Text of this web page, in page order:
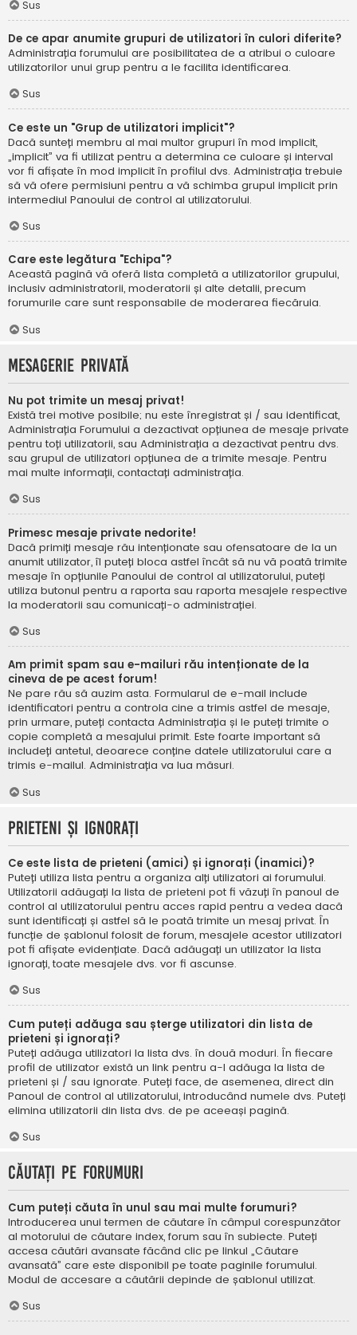
Sus
De ce apar anumite grupuri de utilizatori în culori diferite?
Administrația forumului are posibilitatea de a atribui o culoare
utilizatorilor unui grup pentru a le facilita identificarea.
Sus
Ce este un "Grup de utilizatori implicit"?
Dacă sunteți membru al mai multor grupuri în mod implicit,
„implicit” va fi utilizat pentru a determina ce culoare și interval
vor fi afișate în mod implicit în profilul dvs. Administrația trebuie
să vă ofere permisiuni pentru a vă schimba grupul implicit prin
intermediul Panoului de control al utilizatorului.
Sus
Care este legătura "Echipa"?
Această pagină vă oferă lista completă a utilizatorilor grupului,
inclusiv administratorii, moderatorii și alte detalii, precum
forumurile care sunt responsabile de moderarea fiecăruia.
Sus
Mesagerie privată
Nu pot trimite un mesaj privat!
Există trei motive posibile; nu este înregistrat și / sau identificat,
Administrația Forumului a dezactivat opțiunea de mesaje private
pentru toți utilizatorii, sau Administrația a dezactivat pentru dvs.
sau grupul de utilizatori opțiunea de a trimite mesaje. Pentru
mai multe informații, contactați administrația.
Sus
Primesc mesaje private nedorite!
Dacă primiți mesaje rău intenționate sau ofensatoare de la un
anumit utilizator, îl puteți bloca astfel încât să nu vă poată trimite
mesaje în opțiunile Panoului de control al utilizatorului, puteți
utiliza butonul pentru a raporta sau raporta mesajele respective
la moderatorii sau comunicați-o administrației.
Sus
Am primit spam sau e-mailuri rău intenționate de la
cineva de pe acest forum!
Ne pare rău să auzim asta. Formularul de e-mail include
identificatori pentru a controla cine a trimis astfel de mesaje,
prin urmare, puteți contacta Administrația și le puteți trimite o
copie completă a mesajului primit. Este foarte important să
includeți antetul, deoarece conține datele utilizatorului care a
trimis e-mailul. Administrația va lua măsuri.
Sus
Prieteni și ignorați
Ce este lista de prieteni (amici) și ignorați (inamici)?
Puteți utiliza lista pentru a organiza alți utilizatori ai forumului.
Utilizatorii adăugați la lista de prieteni pot fi văzuți în panoul de
control al utilizatorului pentru acces rapid pentru a vedea dacă
sunt identificați și astfel să le poată trimite un mesaj privat. În
funcție de șablonul folosit de forum, mesajele acestor utilizatori
pot fi afișate evidențiate. Dacă adăugați un utilizator la lista
ignorați, toate mesajele dvs. vor fi ascunse.
Sus
Cum puteți adăuga sau șterge utilizatori din lista de
prieteni și ignorați?
Puteți adăuga utilizatori la lista dvs. în două moduri. În fiecare
profil de utilizator există un link pentru a-l adăuga la lista de
prieteni și / sau ignorate. Puteți face, de asemenea, direct din
Panoul de control al utilizatorului, introducând numele dvs. Puteți
elimina utilizatorii din lista dvs. de pe aceeași pagină.
Sus
Căutați pe forumuri
Cum puteți căuta în unul sau mai multe forumuri?
Introducerea unui termen de căutare în câmpul corespunzător
al motorului de căutare index, forum sau în subiecte. Puteți
accesa căutări avansate făcând clic pe linkul „Căutare
avansată” care este disponibil pe toate paginile forumului.
Modul de accesare a căutării depinde de șablonul utilizat.
Sus